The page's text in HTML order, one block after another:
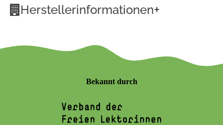
Herstellerinformationen+
Bekannt durch